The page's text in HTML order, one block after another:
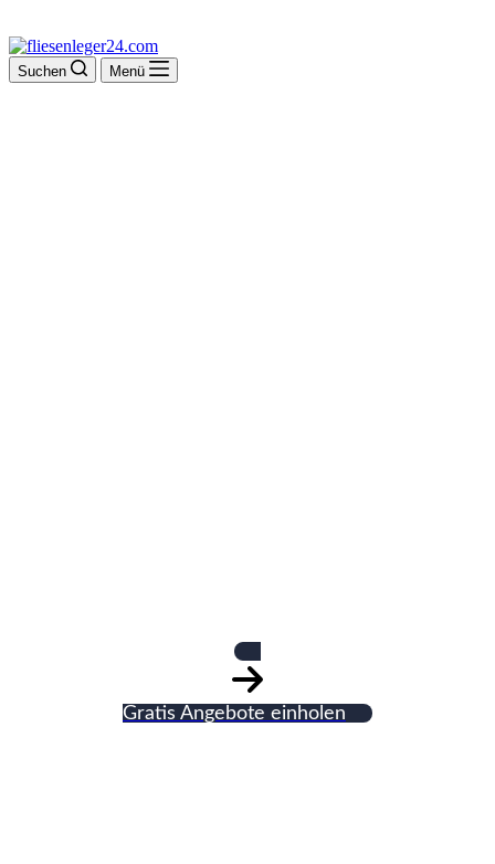
Suchen Menü
Gratis Angebote einholen